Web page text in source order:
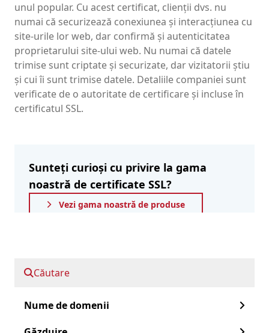
Nume de domenii
Căutare
unul popular. Cu acest certificat, clienții dvs. nu
numai că securizează conexiunea și interacțiunea cu
site-urile lor web, dar confirmă și autenticitatea
proprietarului site-ului web. Nu numai că datele
trimise sunt criptate și securizate, dar vizitatorii știu
și cui îi sunt trimise datele. Detaliile companiei sunt
verificate de o autoritate de certificare și incluse în
certificatul SSL.
Sunteți curioși cu privire la gama
noastră de certificate SSL?
Vezi gama noastră de produse